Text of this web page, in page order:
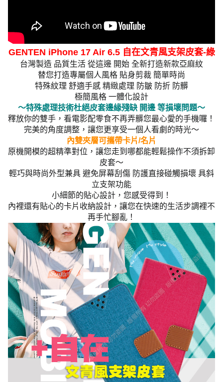
GENTEN iPhone 17 Air 6.5 自在文青風支架皮套-綠
台灣製造 品質生活 從這邊 開始 全新打造新款亞麻紋
替您打造專屬個人風格 貼身剪裁 簡單時尚
特殊紋理 舒適手感 精緻處理 防皺 防折 防髒
極簡風格 一體化設計
～特殊處理技術杜絕皮套邊緣殘缺 開邊 等損壞問題～
釋放你的雙手，看電影配零食不再弄髒您最心愛的手機囉！
完美的角度調整，讓您更享受一個人看劇的時光～
內雙夾層可攜帶卡片/名片
原機開模的超精準對位，讓您走到哪都能輕鬆操作不須拆卸
皮套～
輕巧與時尚外型兼具 避免屏幕刮傷 防護直接碰觸損壞 具斜
立支架功能
小細節的貼心設計，您感受得到！
內裡還有貼心的卡片收納設計，讓您在快速的生活步調裡不
再手忙腳亂！